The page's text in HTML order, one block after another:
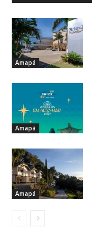
Amapá
Amapá
Amapá